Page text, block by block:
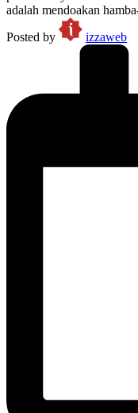
adalah mendoakan
Posted by
izzaweb